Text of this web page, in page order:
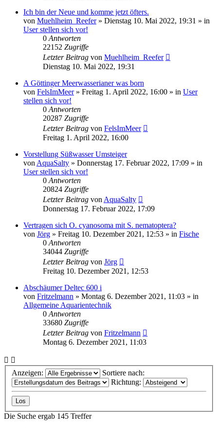
Ich bin der Neue und komme jetzt öfters.
von Muehlheim_Reefer» Dienstag 10. Mai 2022, 19:31 » in
User stellen sich vor!
0 Antworten
22152 Zugriffe
Letzter Beitrag von Muehlheim_Reefer
Dienstag 10. Mai 2022, 19:31
A Göttinger Meerwasserianer was born
von FelsImMeer» Freitag 1. April 2022, 16:00 » in User
stellen sich vor!
0 Antworten
20287 Zugriffe
Letzter Beitrag von FelsImMeer
Freitag 1. April 2022, 16:00
Vorstellung Süßwasser Umsteiger
von AquaSalty » Donnerstag 17. Februar 2022, 17:09 » in
User stellen sich vor!
0 Antworten
20824 Zugriffe
Letzter Beitrag von AquaSalty
Donnerstag 17. Februar 2022, 17:09
Vertragen sich O. cyanosoma mit S. nematoptera?
von Jörg » Freitag 10. Dezember 2021, 12:53 » in Fische
0 Antworten
34044 Zugriffe
Letzter Beitrag von Jörg
Freitag 10. Dezember 2021, 12:53
Abschäumer Deltec 600 i
von Fritzelmann » Montag 6. Dezember 2021, 11:03 » in
Allgemeine Aquarientechnik
0 Antworten
33680 Zugriffe
Letzter Beitrag von Fritzelmann
Montag 6. Dezember 2021, 11:03
Anzeigen:
Sortiere nach:
Richtung:
Die Suche ergab 145 Treffer